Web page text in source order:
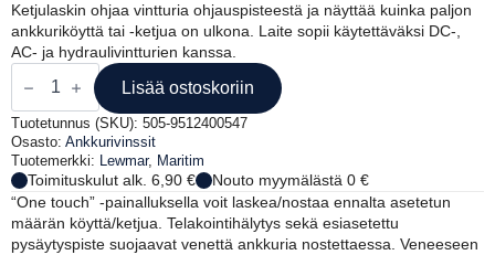
Ketjulaskin ohjaa vintturia ohjauspisteestä ja näyttää kuinka paljon
ankkuriköyttä tai -ketjua on ulkona. Laite sopii käytettäväksi DC-,
AC- ja hydraulivintturien kanssa.
LEWMAR
KETJU-/KÖYSILASKIN
määrä
Lisää ostoskoriin
Tuotetunnus (SKU): 505-9512400547
Osasto: Ankkurivinssit
Tuotemerkki: Lewmar, Maritim
Toimituskulut alk. 6,90 €
Nouto myymälästä 0 €
“One touch” -painalluksella voit laskea/nostaa ennalta asetetun
määrän köyttä/ketjua. Telakointihälytys sekä esiasetettu
pysäytyspiste suojaavat venettä ankkuria nostettaessa. Veneeseen